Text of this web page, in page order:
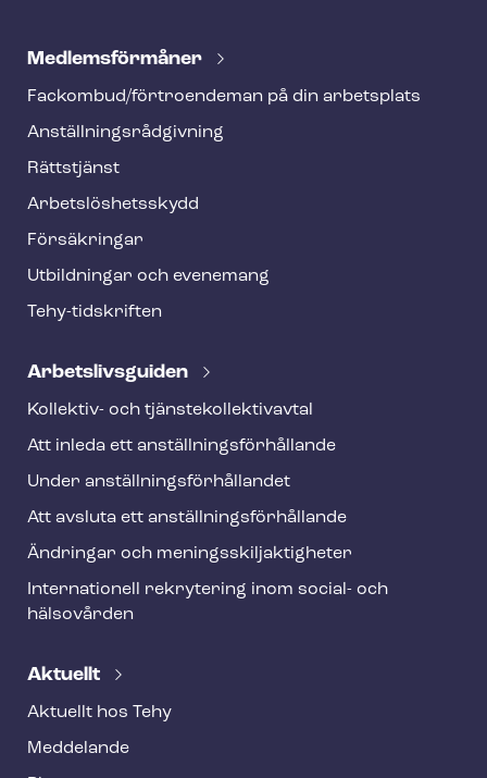
e
f
o
o
t
e
Med­lems­för­må­ner
Fackombud/förtroendeman på din arbetsplats
An­ställ­nings­råd­giv­ning
Rättstjänst
Ar­bets­lös­hets­skydd
Försäkringar
Utbildningar och evenemang
Tehy-​tidskriften
Ar­bets­livs­gui­den
Kollektiv- och tjäns­te­kol­lek­tivav­tal
Att inleda ett an­ställ­nings­för­hål­lan­de
Under an­ställ­nings­för­hål­lan­det
Att avsluta ett an­ställ­nings­för­hål­lan­de
Ändringar och me­nings­skilj­ak­tig­he­ter
Internationell rekrytering inom social- och
hälsovården
Aktuellt
Aktuellt hos Tehy
Meddelande